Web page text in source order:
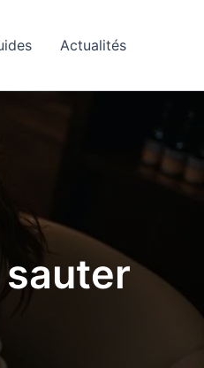
Actualités